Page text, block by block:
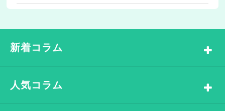
新着コラム
人気コラム